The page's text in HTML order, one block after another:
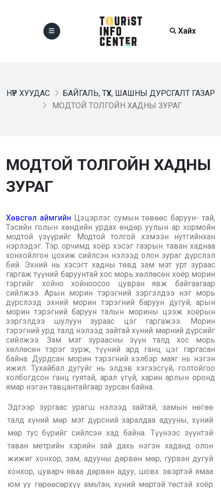
Хайх
НҮҮР ХУУДАС
БАЙГАЛЬ, ТҮҮХ, ШАШНЫ ДУРСГАЛТ ГАЗАР
МОДТОЙ ТОЛГОЙН ХАДНЫ ЗУРАГ
МОДТОЙ ТОЛГОЙН ХАДНЫ
ЗУРАГ
Хөвсгөл аймгийнЦэцэрлэг сумын төвөөс баруун- тай,
Тэсийн голын хөндийн урдах өндөр уулын ар хормойн
модтой үзүүрийг Модтой толгой хэмээн нутгийнхан
нэрлэдэг. Тэр орчимд хоёр хэсэг газрын таван хаднаа
хонхойлгон цохиж сийлсэн нэлээд олон зураг дүрслэл
бий. Эхний нь хэсэгт хадны төвд зам мэт урт зураас
гаргаж түүний баруунтай хос морь хөллөсөн хоёр морин
тэргийг хойно хойноосоо цувран явж байгаагаар
сийлжээ. Арын морин тэрэгний зэргэлдээ нэг морь
дүрслээд эхний морин тэрэгний баруун дугуй, арын
морин тэрэгний баруун талын морины цээж хоёрын
зэргэлдээ шулуун зураас цэг гаргажээ. Морин
тэрэгний урд талд нэлээд зайтай хүний мөрний дүрсийг
сийлжээ. Зам мэт зураасны зүүн талд хос морь
хөллөсөн тэрэг зурж, түүний ард ганц цэг гаргасан
байна. Дурдсан морин тэрэгний хэлбэр маяг нь нэгэн
ижил. Тухайбал дугуйг нь элдэв хэгээсгүй, голтойгоо
холбогдсон ганц гуятай, арал үгүй, харин арлын оронд
ямар нэгэн тавцантайгаар зурсан байна.
Эдгээр зургаас урагш нэлээд зайтай, замын нөгөө
талд хүний мөр мэт дүрсний харалдаа адууны, хүний
мөр тус бүрийг сийлсэн хад байна. Түүнээс зүүнтэй
таван метрийн хэрийн зай дахь нэгэн хаданд олон
жижиг хонхор, зам, адууны дөрвөн мөр, гурван дугуй
хонхор, цуварч яваа дөрвөн адуу, шовх эвэртэй ямаа
юм уу гөрөөсөрхүү амьтан, хүний мөртэй төстэй хоёр